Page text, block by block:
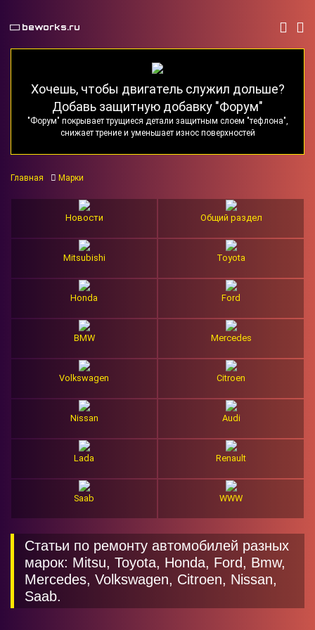
beworks.ru
Хочешь, чтобы двигатель служил дольше?
Добавь защитную добавку "Форум"
"Форум" покрывает трущиеся детали защитным слоем "тефлона",
снижает трение и уменьшает износ поверхностей
Главная Марки
Новости Общий раздел
Mitsubishi Toyota
Honda Ford
BMW Mercedes
Volkswagen Citroen
Nissan Audi
Lada Renault
Saab WWW
Статьи по ремонту автомобилей разных
марок: Mitsu, Toyota, Honda, Ford, Bmw,
Mercedes, Volkswagen, Citroen, Nissan,
Saab.